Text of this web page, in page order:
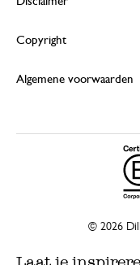
Copyright
Algemene voorwaarden
© 2026